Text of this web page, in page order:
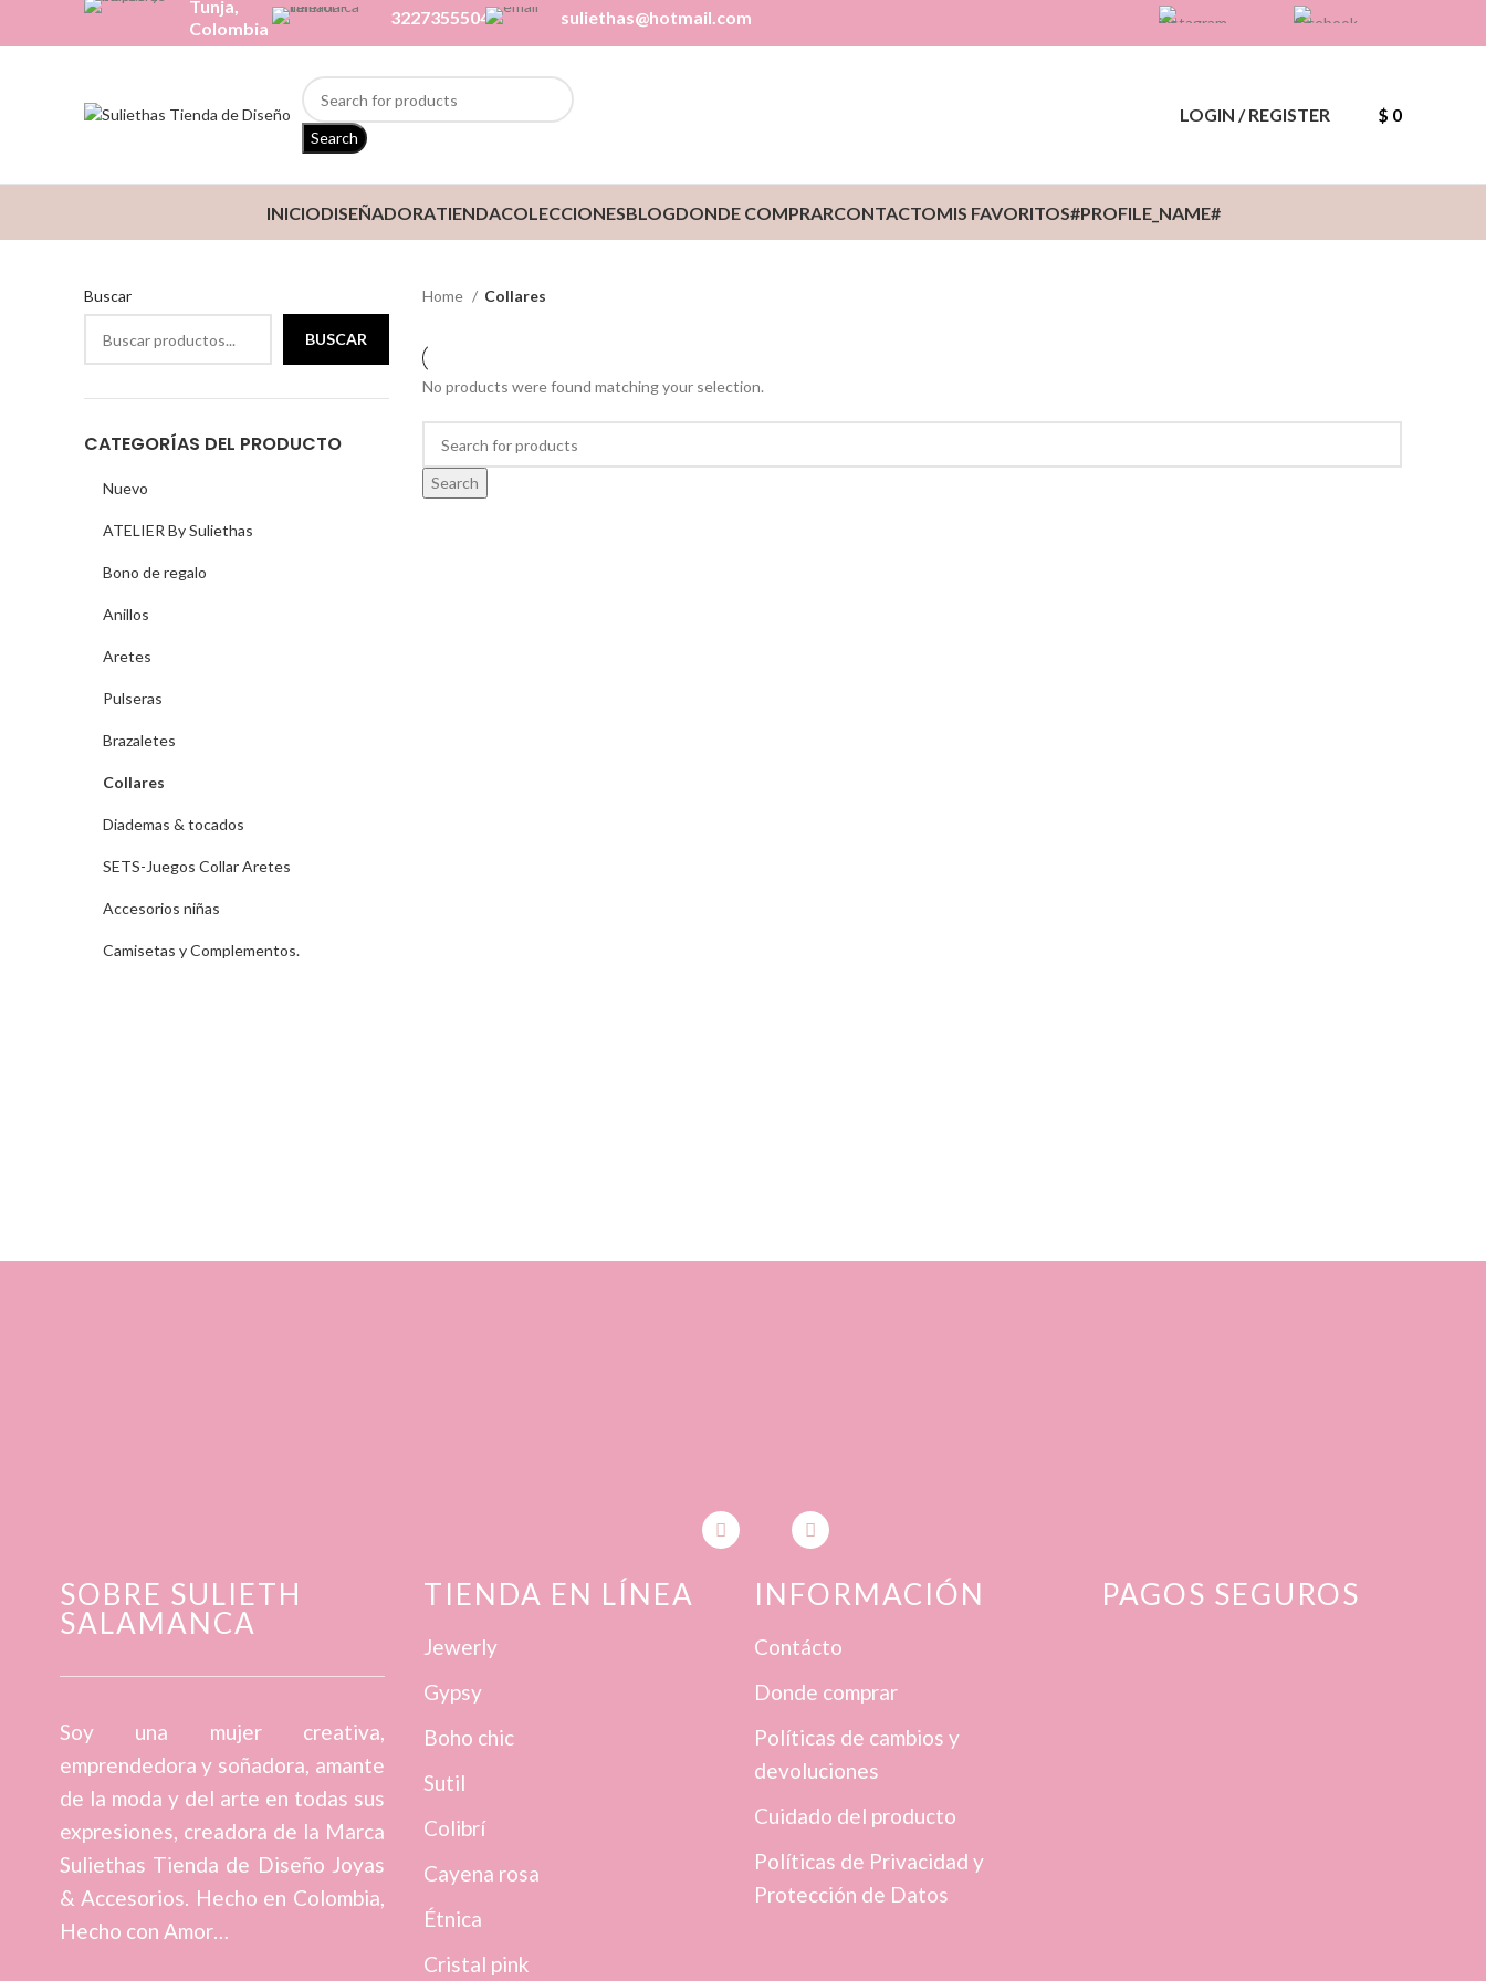
Tunja,
Colombia
3227355504 suliethas@hotmail.com
Search
LOGIN / REGISTER $ 0
INICIODISEÑADORATIENDACOLECCIONESBLOGDONDE COMPRARCONTACTOMIS FAVORITOS#PROFILE_NAME#
Buscar
BUSCAR
CATEGORÍAS DEL PRODUCTO
Nuevo
ATELIER By Suliethas
Bono de regalo
Anillos
Aretes
Pulseras
Brazaletes
Collares
Diademas & tocados
SETS-Juegos Collar Aretes
Accesorios niñas
Camisetas y Complementos.
Home Collares
No products were found matching your selection.
Search
SOBRE SULIETH
SALAMANCA
Soy una mujer creativa,
emprendedora y soñadora, amante
de la moda y del arte en todas sus
expresiones, creadora de la Marca
Suliethas Tienda de Diseño Joyas
& Accesorios. Hecho en Colombia,
Hecho con Amor…
TIENDA EN LÍNEA
Jewerly
Gypsy
Boho chic
Sutil
Colibrí
Cayena rosa
Étnica
Cristal pink
INFORMACIÓN
Contácto
Donde comprar
Políticas de cambios y
devoluciones
Cuidado del producto
Políticas de Privacidad y
Protección de Datos
PAGOS SEGUROS